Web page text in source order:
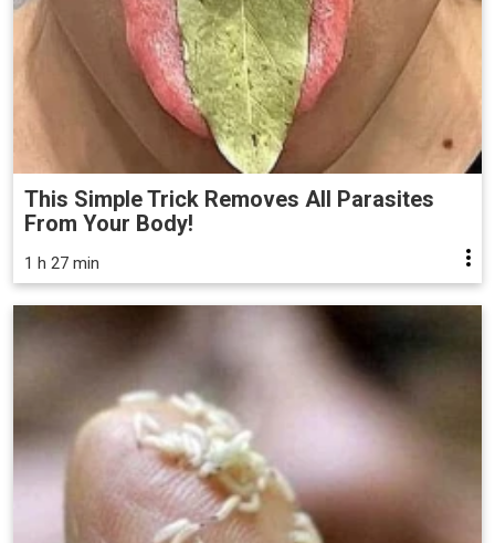
This Simple Trick Removes All Parasites
From Your Body!
1 h 27 min